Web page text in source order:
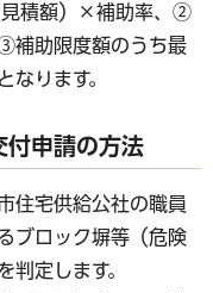
積額）×補助率、②
補助限度額のうち最
なります。
付申請の方法
住宅供給公社の職員
ブロック塀等（危険
判定します。